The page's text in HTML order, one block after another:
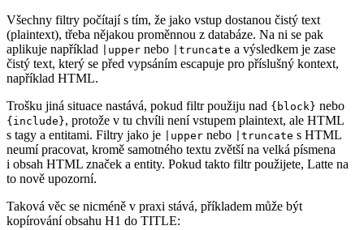
Všechny filtry počítají s tím, že jako vstup dostanou čistý text
(plaintext), třeba nějakou proměnnou z databáze. Na ni se pak
aplikuje například
|upper nebo |truncate a výsledkem je zase
čistý text, který se před vypsáním escapuje pro příslušný kontext,
například HTML.
Trošku jiná situace nastává, pokud filtr použiju nad {block} nebo
{include}, protože v tu chvíli není vstupem plaintext, ale HTML
s tagy a entitami. Filtry jako je
|upper nebo |truncate s HTML
neumí pracovat, kromě samotného textu zvětší na velká písmena
i obsah HTML značek a entity. Pokud takto filtr použijete, Latte na
to nově upozorní.
Taková věc se nicméně v praxi stává, příkladem může být
kopírování obsahu H1 do TITLE: